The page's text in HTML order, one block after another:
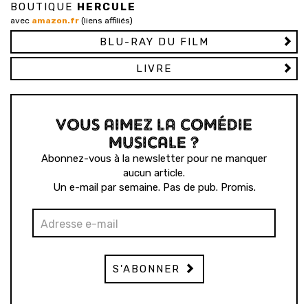
BOUTIQUE HERCULE
avec amazon.fr (liens affiliés)
BLU-RAY DU FILM
LIVRE
VOUS AIMEZ LA COMÉDIE
MUSICALE ?
Abonnez-vous à la newsletter pour ne manquer
aucun article.
Un e-mail par semaine. Pas de pub. Promis.
S'ABONNER